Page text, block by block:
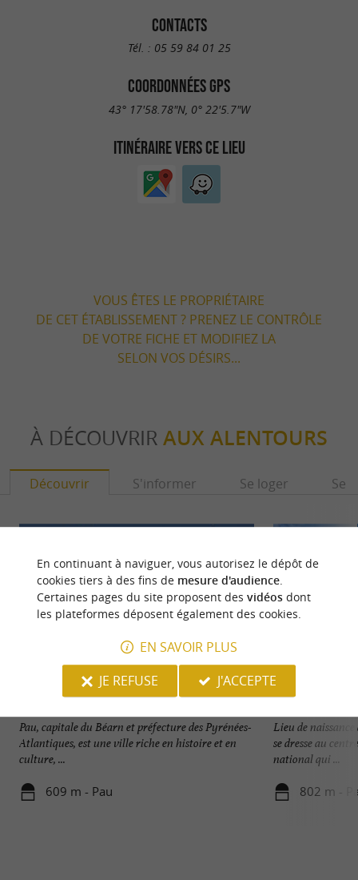
CONTACTS
Tél. : 05 59 84 01 25
COORDONNÉES GPS
43° 17'58.78"N, 0° 22'5.7"W
ITINÉRAIRE VERS CE LIEU
VOUS ÊTES LE PROPRIÉTAIRE
DE CET ÉTABLISSEMENT ? PRENEZ LE CONTRÔLE
DE VOTRE FICHE ET MODIFIEZ LA
SELON VOS DÉSIRS...
À DÉCOUVRIR AUX ALENTOURS
Découvrir S'informer Se loger Se
Pau, capitale du Béarn et préfecture des Pyrénées-
Atlantiques, est une ville riche en histoire et en
culture, ...
609 m - Pau
Lieu de
se dresse au
national qui ...
802 m -
En continuant à naviguer, vous autorisez le dépôt de
cookies tiers à des fins de mesure d'audience.
Certaines pages du site proposent des vidéosdont
les plateformes déposent également des cookies.
EN SAVOIR PLUS
JE REFUSE
J'ACCEPTE